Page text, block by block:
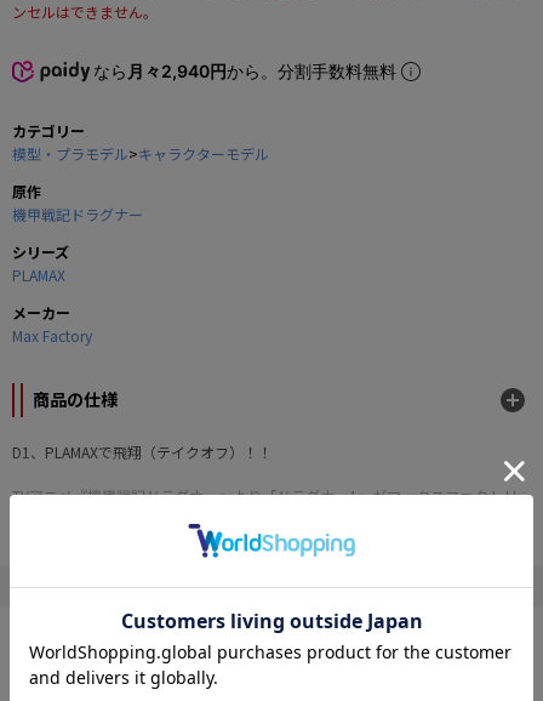
ンセルはできません。
なら 月々2,940円から。分割手数料無料
カテゴリー
模型・プラモデル>キャラクターモデル
原作
機甲戦記ドラグナー
シリーズ
PLAMAX
メーカー
Max Factory
商品の仕様
D1、PLAMAXで飛翔（テイクオフ）！！
TVアニメ『機甲戦記ドラグナー』より「ドラグナー1」がマックスファクトリ
OP映像や大張正己氏が描いた画稿をイメージソースとして制作された塗装済み
完成フィギュア「MAX合金ドラグナー1」（2010年発売）の造形をさらにブラ
各パーツは7～8色で成型され、組み立てて水転写デカールを貼るだけでも実感
のある仕上がりとなります。
また、細部を塗装することで、より劇中に近づけることもできます。
" Max Factory "の他の商品